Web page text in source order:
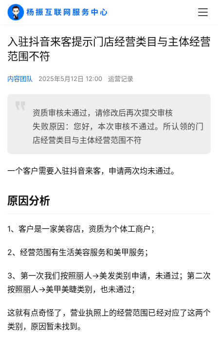
干
营
录
验
教
入驻抖音来客提示门店经营类目与主体经营
范围不符
内容团队 2025年5月12日 12:00 运营记录
资质审核未通过，请修改后再次提交审核
失败原因：您好，本次审核不通过。所认领的门
店经营类目与主体经营范围不符
一个客户需要入驻抖音来客，申请两次均未通过。
原因分析
1、客户是一家美容店，资质为个体工商户；
2、经营范围有生活美容服务和美甲服务；
3、第一次我们按照丽人→美发类别申请，未通过；第二次
按照丽人→美甲美睫类别，也未通过；
这就有点奇怪了，营业执照上的经营范围已经对应了这两个
类别，原因暂未找到。